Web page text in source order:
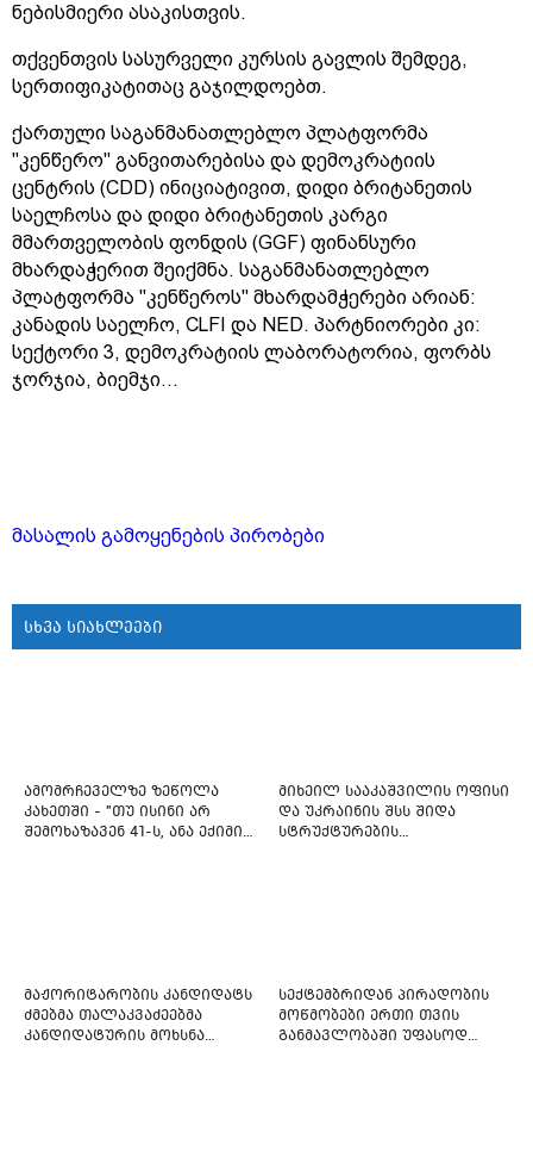
ნებისმიერი ასაკისთვის.
თქვენთვის სასურველი კურსის გავლის შემდეგ,
სერთიფიკატითაც გაჯილდოებთ.
ქართული საგანმანათლებლო პლატფორმა
"კენწერო" განვითარებისა და დემოკრატიის
ცენტრის (CDD) ინიციატივით, დიდი ბრიტანეთის
საელჩოსა და დიდი ბრიტანეთის კარგი
მმართველობის ფონდის (GGF) ფინანსური
მხარდაჭერით შეიქმნა. საგანმანათლებლო
პლატფორმა "კენწეროს" მხარდამჭერები არიან:
კანადის საელჩო, CLFI და NED. პარტნიორები კი:
სექტორი 3, დემოკრატიის ლაბორატორია, ფორბს
ჯორჯია, ბიემჯი...
მასალის გამოყენების პირობები
სხვა სიახლეები
ამომრჩეველზე ზეწოლა
კახეთში - "თუ ისინი არ
შემოხაზავენ 41-ს, ანა ექიმის
მიხეილ სააკაშვილის ოფისი
და უკრაინის შსს შიდა
სტრუქტურების
მაჟორიტარობის კანდიდატს
ძმებმა თალაკვაძეებმა
კანდიდატურის მოხსნა
სექტემბრიდან პირადობის
მოწმობები ერთი თვის
განმავლობაში უფასოდ